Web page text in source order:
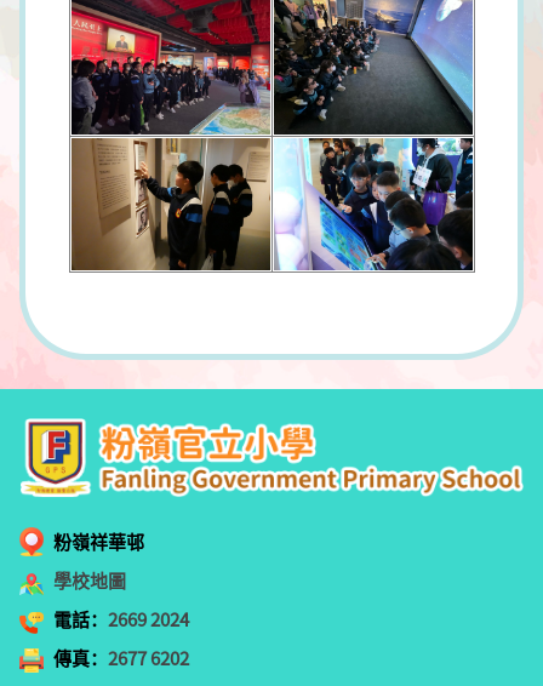
粉嶺祥華邨
學校地圖
電話：2669 2024
傳真：2677 6202